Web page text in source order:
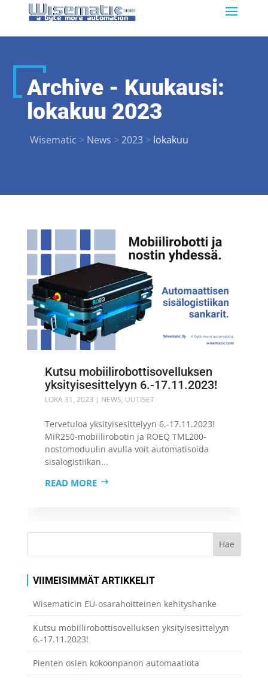
Archive - Kuukausi:
lokakuu 2023
Wisematic > News > 2023> lokakuu
Kutsu mobiilirobottisovelluksen
yksityisesittelyyn 6.-17.11.2023!
LOKA 31, 2023 | NEWS, UUTISET
Tervetuloa yksityisesittelyyn 6.-17.11.2023!
MiR250-mobiilirobotin ja ROEQ TML200-
nostomoduulin avulla voit automatisoida
sisälogistiikan...
READ MORE
VIIMEISIMMÄT ARTIKKELIT
Wisematicin EU-osarahoitteinen kehityshanke
Kutsu mobiilirobottisovelluksen yksityisesittelyyn
6.-17.11.2023!
Pienten osien kokoonpanon automaatiota